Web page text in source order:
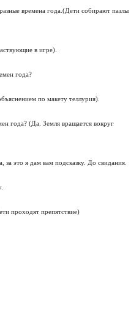
времена года.(Дети собирают пазлы
в игре).
года?
по макету теллурия).
года? (Да. Земля вращается вокруг
это я дам вам подсказку. До свидания.
проходят препятствие)